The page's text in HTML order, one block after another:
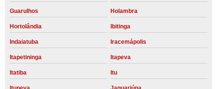
Guarulhos Holambra
Hortolândia Ibitinga
Indaiatuba Iracemápolis
Itapetininga Itapeva
Itatiba Itu